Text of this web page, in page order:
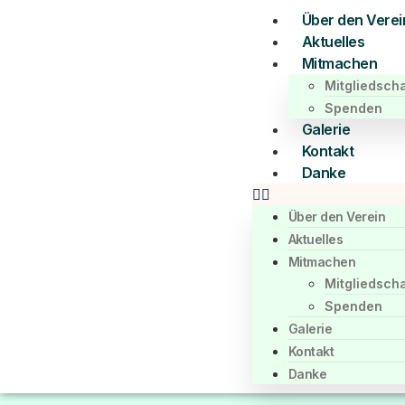
Über den
Aktuelles
Mitmachen
Spenden
Galerie
Kontakt
Danke
Über den Verein
Aktuelles
Mitmachen
Spenden
Galerie
Kontakt
Danke